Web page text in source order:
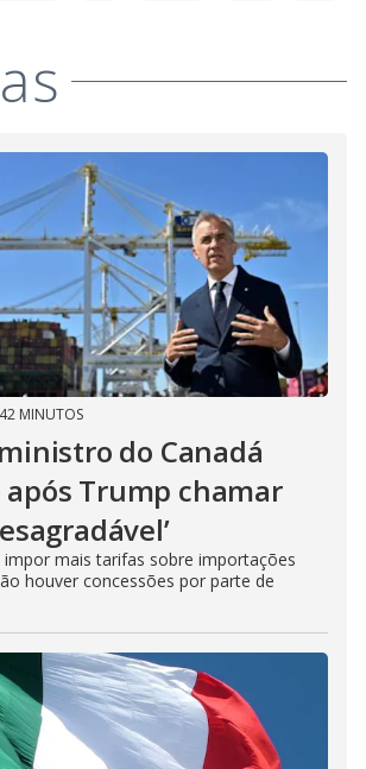
MINUTOS
do Canadá
Trump chamar
mais tarifas sobre importações
houver concessões por parte de